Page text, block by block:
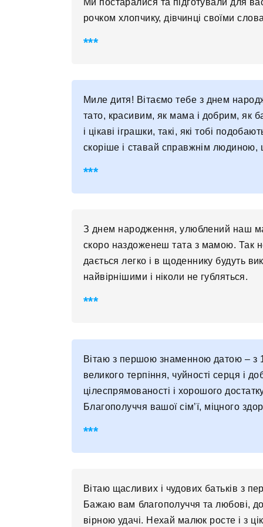
Ми постаралися та підготували для
рочком хлопчику, дівчинці своїми
Миле дитя! Вітаємо тебе з днем
тато, красивим, як мама і добрим, як
і цікаві іграшки, такі, які тобі
скоріше і ставай справжнім людиною,
З днем ​​народження, улюблений наш
скоро наздоженеш тата з мамою. Так
дається легко і в щоденнику будуть
найвірнішими і ніколи не губляться.
Вітаю з першою знаменною датою – з
великого терпіння, чуйності серця і
цілеспрямованості і хорошого
Благополуччя вашої сім’ї, міцного
Вітаю щасливих і чудових батьків з
Бажаю вам благополуччя та любові,
вірною удачі. Нехай малюк росте і з